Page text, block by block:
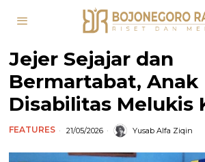
Jejer Sejajar dan
Bermartabat, Anak
Disabilitas Melukis
FEATURES 21/05/2026 Yusab Alfa Ziqin